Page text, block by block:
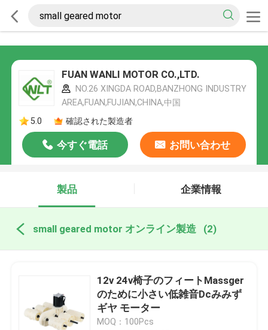
FUAN WANLI MOTOR CO.,LTD.
NO.26 XINGDA ROAD,BANZHONG INDUSTRY
AREA,FUAN,FUJIAN,CHINA,中国
5.0
確認された製造者
今すぐ電話 お問い合わせ
製品 企業情報
small geared motor オンライン製造 (2)
12v 24v椅子のフィートMassger
のために小さい低雑音Dcみみず
ギヤ モーター
MOQ：100Pcs